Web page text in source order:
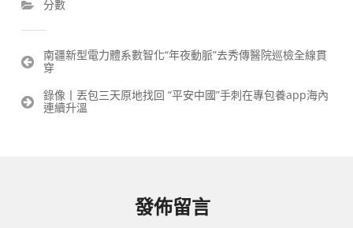
分數
文
章
覽
南疆新型電力體系數智化“年夜動脈”去秀傳醫院巡檢全線貫
穿
錄像丨丟包三天原地找回 “平安中國”手刺在專包養app海內
連續升溫
發佈留言